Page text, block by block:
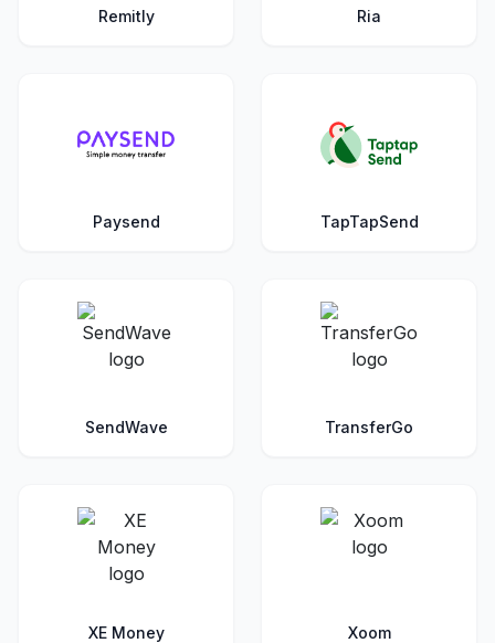
Remitly Ria
Paysend TapTapSend
SendWave TransferGo
XE Money Xoom